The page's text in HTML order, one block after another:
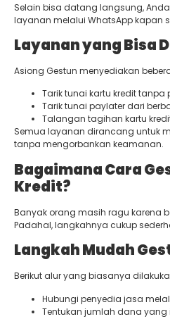
Selain bisa datang langsung,
layanan melalui WhatsApp kapan
Layanan yang Bisa
Asiong Gestun menyediakan
Tarik tunai kartu kredit tanpa
Tarik tunai paylater dari
Talangan tagihan kartu
Semua layanan dirancang untuk
tanpa mengorbankan keamanan.
Bagaimana Cara
Kredit?
Banyak orang masih ragu karena
Padahal, langkahnya cukup
Langkah Mudah
Berikut alur yang biasanya
Hubungi penyedia jasa
Tentukan jumlah dana